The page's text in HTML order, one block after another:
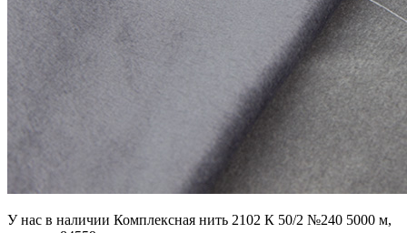
У нас в наличии Комплексная нить 2102 К 50/2 №240 5000 м,